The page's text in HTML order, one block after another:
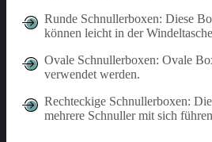
Runde Schnullerboxen: Diese
können leicht in der
Ovale Schnullerboxen: Ovale
verwendet werden.
Rechteckige Schnullerboxen:
mehrere Schnuller mit sich